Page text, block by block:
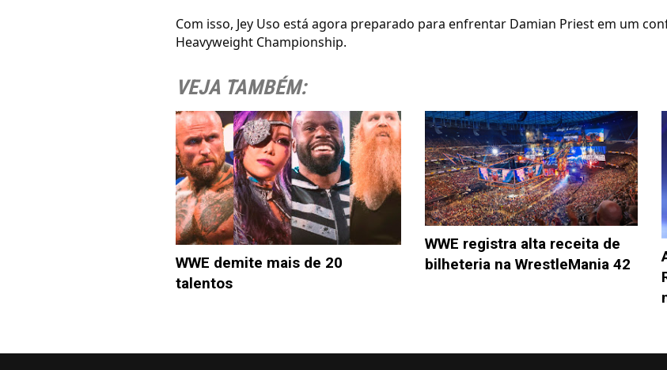
Com isso, Jey Uso está agora preparado para enfrentar Damian Priest em um
Heavyweight Championship.
VEJA TAMBÉM:
WWE demite mais de 20
talentos
WWE registra alta receita de
bilheteria na WrestleMania 42